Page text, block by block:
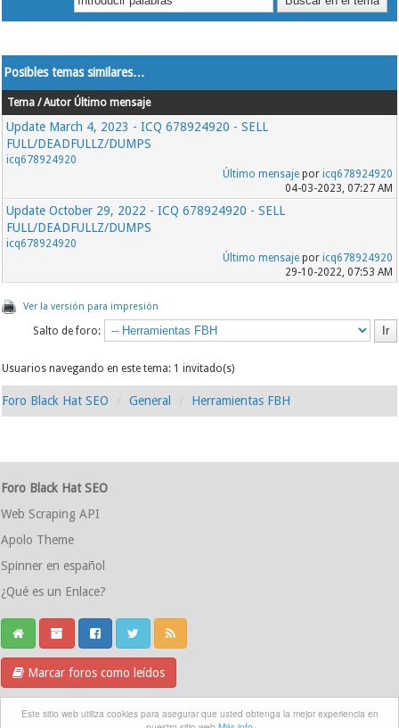
Este sitio web utiliza cookies para asegurar que usted obtenga la mejor experiencia en
Posibles temas similares…
Tema / Autor Último mensaje
Update March 4, 2023 - ICQ 678924920 - SELL
FULL/DEADFULLZ/DUMPS
icq678924920
Último mensajepor icq678924920
04-03-2023, 07:27 AM
Update October 29, 2022 - ICQ 678924920 - SELL
FULL/DEADFULLZ/DUMPS
icq678924920
Último mensajepor icq678924920
29-10-2022, 07:53 AM
Ver la versión para impresión
Salto de foro:
Usuarios navegando en este tema: 1 invitado(s)
Foro Black Hat SEO General Herramientas FBH
Foro Black Hat SEO
Web Scraping API
Apolo Theme
Spinner en español
¿Qué es un Enlace?
Marcar foros como leídos
Grupo Telegram